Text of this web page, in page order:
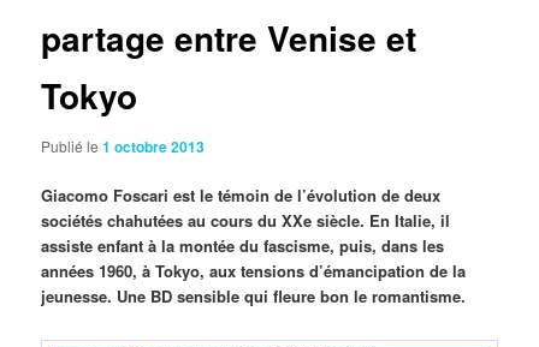
partage entre Venise et
Tokyo
Publié le1 octobre 2013
Giacomo Foscari est le témoin de l’évolution de deux
sociétés chahutées au cours du XXe siècle. En Italie, il
assiste enfant à la montée du fascisme, puis, dans les
années 1960, à Tokyo, aux tensions d’émancipation de la
jeunesse. Une BD sensible qui fleure bon le romantisme.